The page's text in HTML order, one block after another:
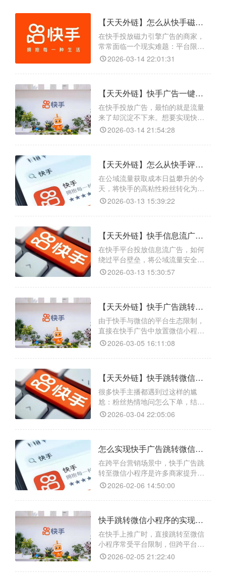
【天天外链】怎么从快手磁力引擎广告一键跳转微信，轻松实现精准引流
在快手投放磁力引擎广告的商家，
常常面临一个现实难题：平台限制
直接跳转微信，导致公域流量无法
为专业的跨平台跳转工具，恰好能
快手等各大平台一键跳转微信生
态；同时提供精准的数据追踪后
台，实时监测跳转量、用户来源和
转化率，帮助广告主清晰评估投放
2026-03-14 22:01:31
【天天外链】快手广告一键跳转微信的操作方法是什么？轻松引流私域
在快手投放广告，最怕的就是流量
来了却沉淀不下来。想要实现快手
广告一键跳转微信，将公域流量高
一难题的利器。这款工具专为跨平
支持全场景兼容跳转，从快手广
告、小铃铛可跳转至个人微信、企
业微信、微信群、公众号及小程序
等，适配多种引流需求；还提供数
2026-03-14 21:54:28
【天天外链】怎么从快手评论区/私信一键跳转微信，轻松实现私域引流新路径
在公域流量获取成本日益攀升的今
天，将快手的高粘性粉丝转化为私
域流量成为创作者和商家的核心诉
台跳转工具，完美解决了平台间的
一是支持一键生成跳转链接，可无
缝对接个人微信、企业微信及社
群；二是具备智能防封技术，通过
动态域名切换确保链接稳定性；三
2026-03-13 15:39:22
【天天外链】快手信息流广告一键跳转微信怎么做？轻松实现精准获客
在快手平台投放信息流广告，如何
绕过平台壁垒，将公域流量安全高
效地引入微信私域，一直是广告主
业的第三方跳转工具，提供了完美
先，它具备全场景兼容能力，无论
是快手信息流广告、直播间小铃铛
还是私信卡片，都能无缝跳转至微
信个人号、企业微信或小程序。其
2026-03-13 15:30:57
【天天外链】快手广告跳转微信小程序实操指南
由于快手与微信的平台生态限制，
直接在快手广告中放置微信小程序
二维码或链接易触发违规，且难以
跨平台跳转工具，可生成合规跳转
计点击、转化数据；自定义落地
页，可搭配文案、图片优化引导效
果；多链接类型适配，支持广告回
传链接、短链接等，完美适配快手
2026-03-05 16:11:08
【天天外链】快手跳转微信小程序新解法：用对工具，转化率翻倍不是梦
很多快手主播都遇到过这样的尴
尬：粉丝热情地问怎么下单，结果
因为跳转流程太复杂，最后不了了
小程序，根本不用那么复杂。借
能一键生成合规链接，还具备全场
景兼容功能，无论你是挂小铃铛、
发私信还是置顶评论都能用 ；还有
智能防拦截功能，采用白名单技
2026-03-04 22:05:06
怎么实现快手广告跳转微信小程序？天天外链创建教程
在跨平台营销场景中，快手广告跳
转至微信小程序是许多商家提升转
化、连通流量的常见需求。借助
松实现一键跳转功能。该工具集成
页面制作等能力，用户通过简单配
置，即可生成在不同平台间平滑跳
转的链接，有效解决快手广告直接
跳转微信的限制问题。
2026-02-06 14:50:00
快手跳转微信小程序的实现方案有哪些？
在快手上推广时，直接跳转至微信
小程序常受平台限制，但跨平台引
流又是提升转化、连接用户的关
案：它可将微信小程序转为快手可
2026-02-05 21:22:40